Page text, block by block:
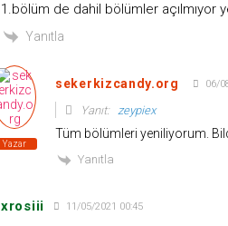
1.bölüm de dahil bölümler açılmıyor
Yanıtla
Yazar
sekerkizcandy.org 06/
Yanıt: zeypiex
Tüm bölümleri yeniliyorum.
Yanıtla
xrosiii 11/05/2021 00:45